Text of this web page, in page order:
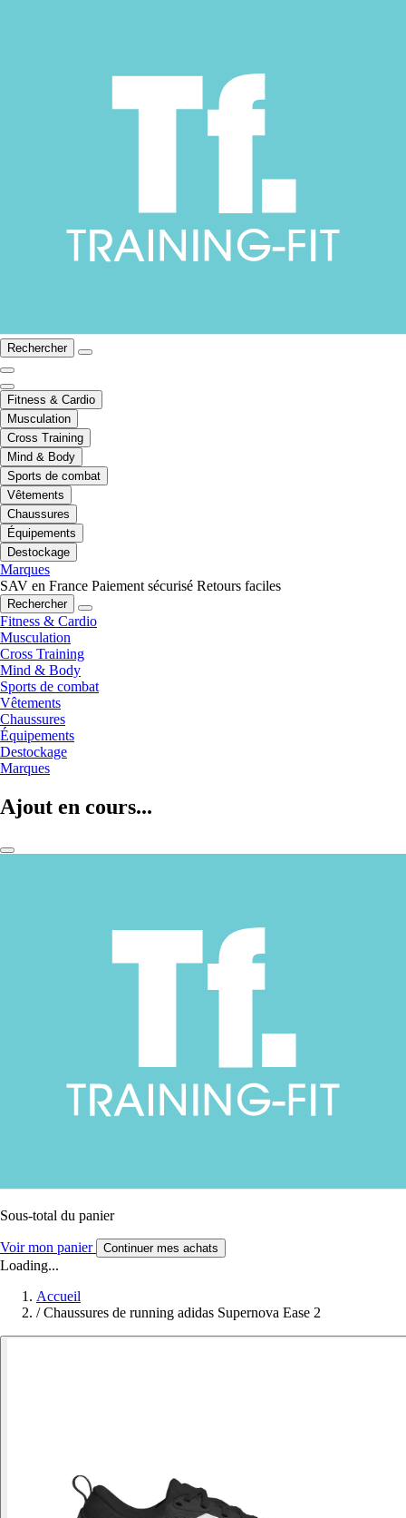
Rechercher
Fitness & Cardio
Musculation
Cross Training
Mind & Body
Sports de combat
Vêtements
Chaussures
Équipements
Destockage
Marques
SAV en France Paiement sécurisé Retours faciles
Rechercher
Fitness & Cardio
Musculation
Cross Training
Mind & Body
Sports de combat
Vêtements
Chaussures
Équipements
Destockage
Marques
Ajout en cours...
Sous-total du panier
Voir mon panier Continuer mes achats
Loading...
Accueil
/ Chaussures de running adidas Supernova Ease 2